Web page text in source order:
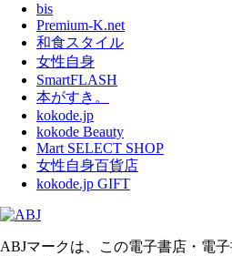
bis
Premium-K.net
和食スタイル
女性自身
SmartFLASH
本がすき。
kokode.jp
kokode Beauty
Mart SELECT SHOP
女性自身百貨店
kokode.jp GIFT
ABJマークは、この電子書店・電